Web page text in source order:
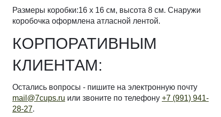
Размеры коробки:16 х 16 см, высота 8 см. Снаружи
коробочка оформлена атласной лентой.
КОРПОРАТИВНЫМ
КЛИЕНТАМ:
Остались вопросы - пишите на электронную почту
mail@7cups.ru или звоните по телефону +7 (991) 941-
28-27.